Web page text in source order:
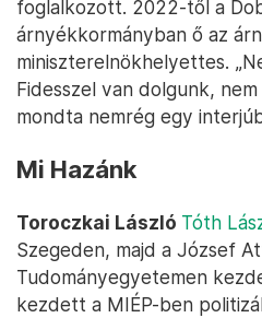
foglalkozott. 2022-től a
árnyékkormányban ő az
miniszterelnökhelyettes.
Fidesszel van dolgunk,
mondta nemrég egy
Mi Hazánk
Toroczkai László Tóth
Szegeden, majd a József
Tudományegyetemen
kezdett a MIÉP-ben